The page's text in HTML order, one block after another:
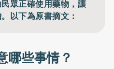
眾正確使用藥物，讓
以下為原書摘文：
哪些事情？